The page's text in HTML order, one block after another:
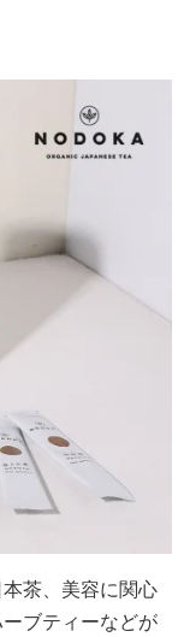
茶、美容に関心
ブティーなどが